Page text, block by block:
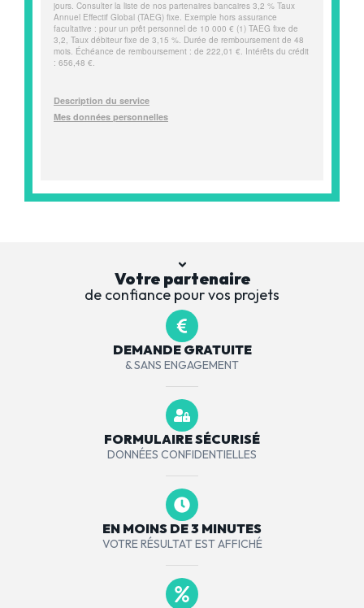
Votre partenaire
de confiance pour vos projets
DEMANDE GRATUITE
& SANS ENGAGEMENT
FORMULAIRE SÉCURISÉ
DONNÉES CONFIDENTIELLES
EN MOINS DE 3 MINUTES
VOTRE RÉSULTAT EST AFFICHÉ